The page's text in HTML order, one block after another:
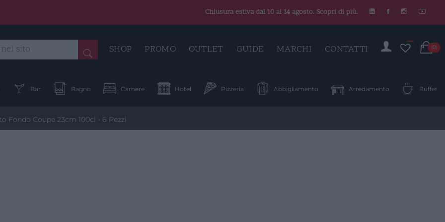
Chiusura estiva dal 10 al 14 agosto. Scopri di più.
SHOP PROMO OUTLET GUIDE MARCHI CONTATTI (0)
Bar Bagno Camere Hotel Pizzeria Abbigliamento Arredamento Buffet
Fondo Coupe 23cm 100cl - 6 Pezzi